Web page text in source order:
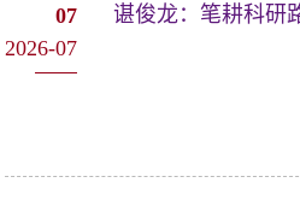
07
2026-07
谌俊龙：笔耕科研